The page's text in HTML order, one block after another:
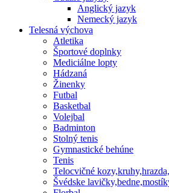
Anglický jazyk
Nemecký jazyk
Telesná výchova
Atletika
Športové doplnky
Mediciálne lopty
Hádzaná
Žinenky
Futbal
Basketbal
Volejbal
Badminton
Stolný tenis
Gymnastické behúne
Tenis
Telocvičné
Švédske